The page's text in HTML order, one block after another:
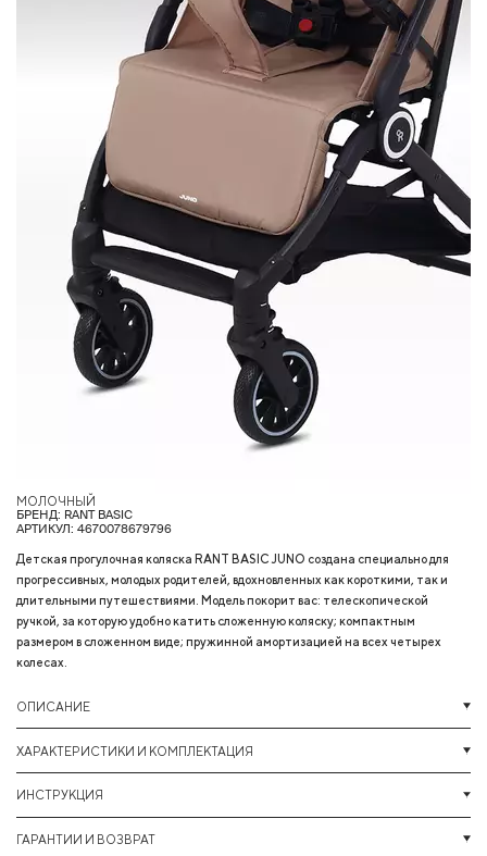
МОЛОЧНЫЙ
БРЕНД: RANT BASIC
АРТИКУЛ: 4670078679796
Детская прогулочная коляска RANT BASIC JUNO создана специально для
прогрессивных, молодых родителей, вдохновленных как короткими, так и
длительными путешествиями. Модель покорит вас: телескопической
ручкой, за которую удобно катить сложенную коляску; компактным
размером в сложенном виде; пружинной амортизацией на всех четырех
колесах.
ОПИСАНИЕ
ХАРАКТЕРИСТИКИ И КОМПЛЕКТАЦИЯ
ИНСТРУКЦИЯ
ГАРАНТИИ И ВОЗВРАТ